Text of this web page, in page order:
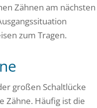
Zähnen am nächsten
zum Tragen.
großen Schaltlücke
Häufig ist die